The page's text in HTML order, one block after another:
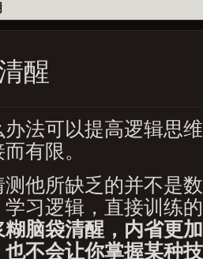
醒
法可以提高逻辑思
有限。
测他所缺乏的并不是
习逻辑，直接训练
脑袋清醒，内省更
不会让你掌握某种